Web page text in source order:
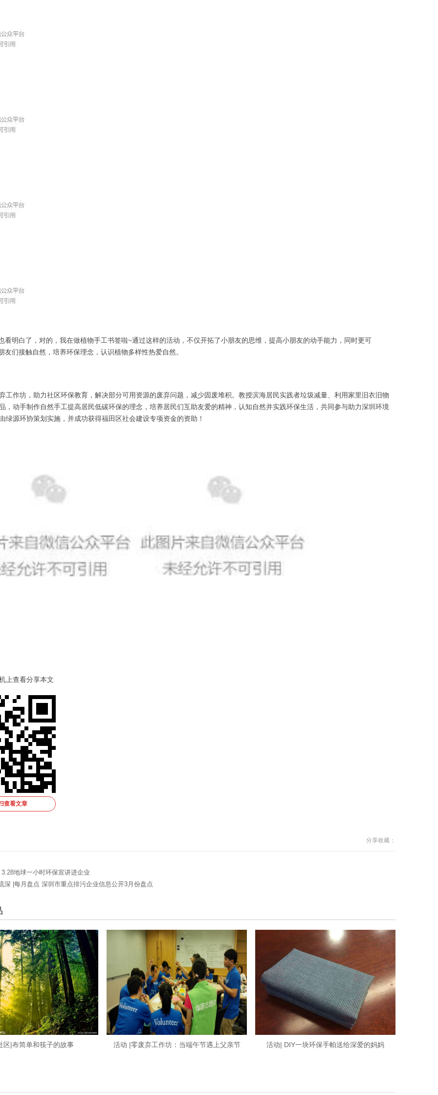
看明白了，对的，我在做植物手工书签啦~通过这样的活动，不仅开拓了小朋友的思维，提高小朋友的动手能力，同时更可
友们接触自然，培养环保理念，认识植物多样性热爱自然。
工作坊，助力社区环保教育，解决部分可用资源的废弃问题，减少固废堆积。教授滨海居民实践者垃圾减量、利用家里旧衣旧物
，动手制作自然手工提高居民低碳环保的理念，培养居民们互助友爱的精神，认知自然并实践环保生活，共同参与助力深圳环境
绿源环协策划实施，并成功获得福田区社会建设专项资金的资助！
上查看分享本文
查看文章
分享收藏：
地球一小时环保宣讲进企业
深 |每月盘点 深圳市重点排污企业信息公开3月份盘点
区|布简单和筷子的故事 活动 |零废弃工作坊：当端午节遇上父亲节 活动| DIY一块环保手帕送给深爱的妈妈